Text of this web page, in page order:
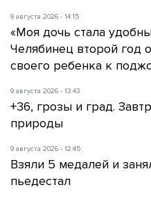
9 августа 2026 - 14:15
«Моя дочь стала
Челябинец второй год
своего ребенка к
9 августа 2026 - 13:43
+36, грозы и град.
природы
9 августа 2026 - 12:45
Взяли 5 медалей и
пьедестал